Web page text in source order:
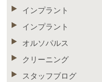
インプラント
インプラント
オルソパルス
クリーニング
スタッフブログ